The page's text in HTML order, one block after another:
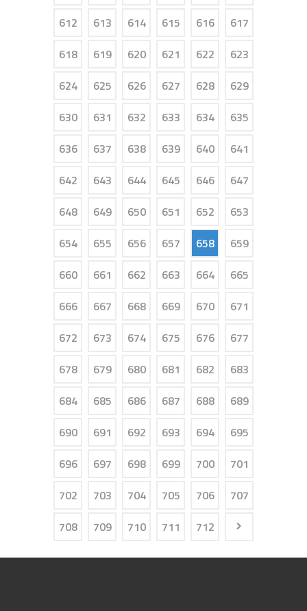
612
613 614 615 616
617
618
619 620 621 622
623
624
625 626 627 628
629
630
631 632 633 634
635
636
637 638 639 640
641
642
643 644 645 646
647
648
649 650 651 652
653
654
655 656 657 658
659
660
661 662 663 664
665
666
667 668 669 670
671
672
673 674 675 676
677
678
679 680 681 682
683
684
685 686 687 688
689
690
691 692 693 694
695
696
697 698 699 700
701
702
703 704 705 706
707
708
709 710 711 712